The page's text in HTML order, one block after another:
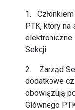
1.
PTK, który na
elektroniczne
Sekcji.
2. Zarząd
dodatkowe
obowiązują
Głównego